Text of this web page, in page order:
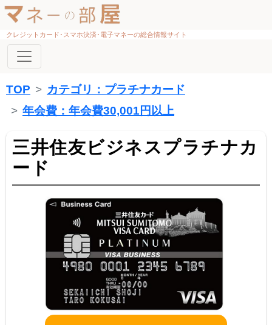
クレジットカード･スマホ決済･電子マネーの総合情報サイト
TOP
カテゴリ：プラチナカード
年会費：年会費30,001円以上
三井住友ビジネスプラチナカ
ード